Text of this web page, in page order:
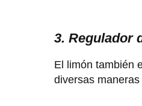
3. Regulador
El limón también
diversas